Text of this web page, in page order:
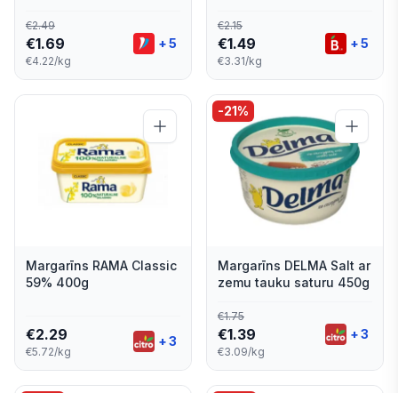
€2.49
€1.69
€4.22/kg
+5
€2.15
€1.49
€3.31/kg
+5
Margarīns RAMA Classic
59% 400g
€2.29
€5.72/kg
+3
-21%
Margarīns DELMA Salt ar
zemu tauku saturu 450g
€1.75
€1.39
€3.09/kg
+3